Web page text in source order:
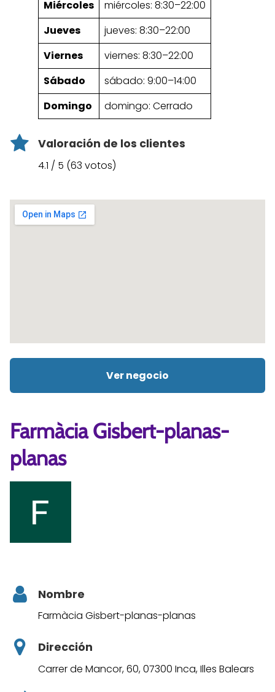
Miércoles
miércoles: 8:30–22:00
Jueves
jueves: 8:30–22:00
Viernes
viernes: 8:30–22:00
Sábado
sábado: 9:00–14:00
Domingo
domingo: Cerrado
Valoración de los clientes
4.1 / 5 (63 votos)
Ver negocio
Farmàcia Gisbert-planas-
planas
Nombre
Farmàcia Gisbert-planas-planas
Dirección
Carrer de Mancor, 60, 07300 Inca, Illes Balears